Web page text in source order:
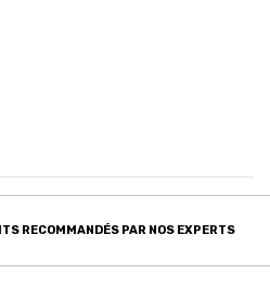
RECOMMANDÉS PAR NOS EXPERTS